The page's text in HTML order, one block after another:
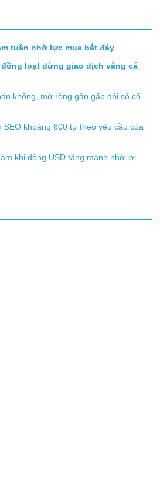
tuần nhờ lực mua bắt đáy
loạt dừng giao dịch vàng cá
khống, mở rộng gần gấp đôi số cổ
SEO khoảng 800 từ theo yêu cầu của
khi đồng USD tăng mạnh nhờ lợi